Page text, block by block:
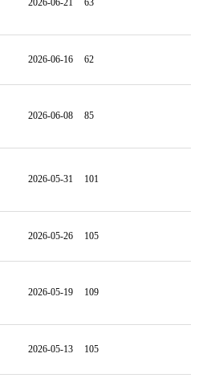
2026-06-21 63
2026-06-16 62
2026-06-08 85
2026-05-31 101
2026-05-26 105
2026-05-19 109
2026-05-13 105